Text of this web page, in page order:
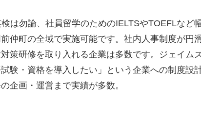
は勿論、社員留学のためのIELTSやTOEFLなど
仲町の全域で実施可能です。社内人事制度が円
策研修を取り入れる企業は多数です。ジェイム
験・資格を導入したい」という企業への制度設
企画・運営まで実績が多数。